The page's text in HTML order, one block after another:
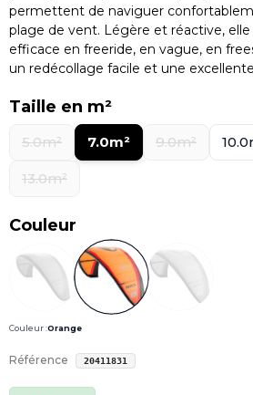
permettent de naviguer
plage de vent. Légère et réactive,
efficace en freeride, en vague, en
un redécollage facile et une
Taille en m²
5.0m² 7.0m² 9.0m²
13.0m²
Couleur
Couleur :Orange
Référence 20411831